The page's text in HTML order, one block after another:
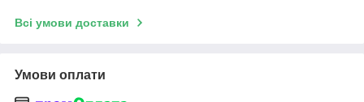
Всі умови доставки
Умови оплати